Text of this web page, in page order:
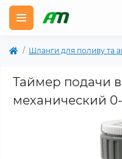
Шланги для поливу та
Таймер подачи
механический